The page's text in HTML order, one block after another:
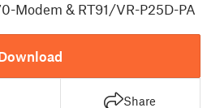
Modem & RT91/VR-P25D-PA
Share